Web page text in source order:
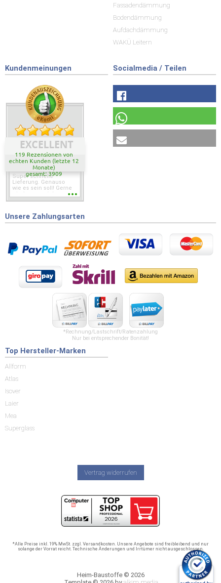
Fassadendämmung
Bodendämmung
Aufdachdämmung
WAKÜ Leitern
Kundenmeinungen
EXCELLENT
119 Rezensionen von
echten Kunden (letzte 12
Monate)
gesamt: 3909
Super schnelle
Lieferung. Genauso
wie es sein soll! Gerne
wieder wenn ich was
Socialmedia / Teilen
Unsere Zahlungsarten
*Rechnung/Lastschrift/Ratenzahlung
Nur bei entsprechender Bonität!
Top Hersteller-Marken
Allform
Atlas
Isover
Laier
Mea
Superglass
Vertrag widerrufen
*Alle Preise inkl. 19% MwSt. zzgl. Versandkosten. Unsere Angebote sind freibleibend und nur
solange der Vorrat reicht. Technische Änderungen und Irrtümer nicht ausgeschlossen.
Heim-Baustoffe © 2026